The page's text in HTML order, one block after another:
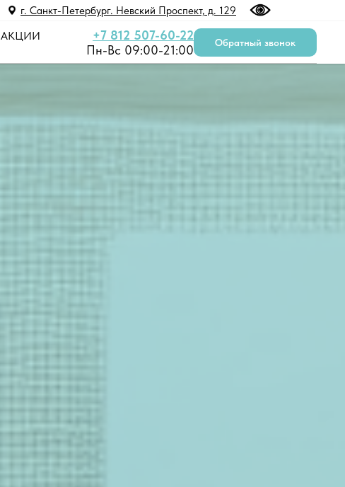
г. Санкт-Петербург. Невский Проспект, д. 129
АКЦИИ
+7 812 507-60-22
Пн-Вс 09:00-21:00
Обратный звонок